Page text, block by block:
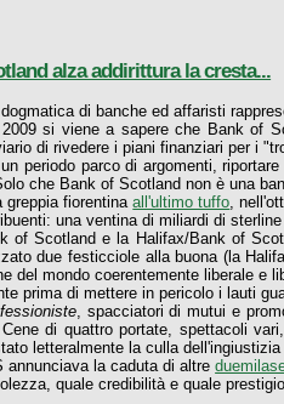
alza addirittura la cresta...
di banche ed affaristi
si viene a sapere che Bank of
di rivedere i piani finanziari per i
periodo parco di argomenti,
che Bank of Scotland non è una
greppia fiorentinaall'ultimo tuffo,
una ventina di miliardi di
of Scotland e la Halifax/Bank of
due festicciole alla buona (la
del mondo coerentemente liberale e
prima di mettere in pericolo i lauti
, spacciatori di mutui e
di quattro portate, spettacoli
letteralmente la culla
annunciava la caduta di altre
quale credibilità e quale